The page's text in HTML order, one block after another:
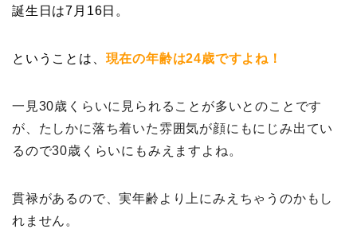
誕生日は7月16日。
ということは、 現在の年齢は24歳ですよね！
一見30歳くらいに見られることが多いとのことです
が、たしかに落ち着いた雰囲気が顔にもにじみ出てい
るので30歳くらいにもみえますよね。
貫禄があるので、実年齢より上にみえちゃうのかもし
れません。